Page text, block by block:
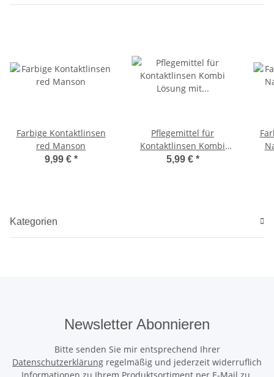
Farbige Kontaktlinsen
red Manson
9,99 € *
Pflegemittel für
Kontaktlinsen Kombi
Lösung mit
5,99 € *
Kategorien
Newsletter Abonnieren
Bitte senden Sie mir entsprechend Ihrer
Datenschutzerklärung regelmäßig und jederzeit widerruflich